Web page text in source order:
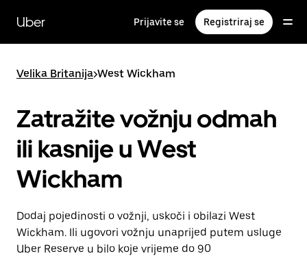
glavni
sadržaj
Uber Prijavite se Registriraj se
Velika Britanija>West Wickham
Zatražite vožnju odmah
ili kasnije u West
Wickham
Dodaj pojedinosti o vožnji, uskoči i obilazi West
Wickham. Ili ugovori vožnju unaprijed putem usluge
Uber Reserve u bilo koje vrijeme do 90